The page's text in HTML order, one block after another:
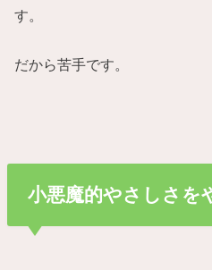
す。
だから苦手です。
小悪魔的やさしさを